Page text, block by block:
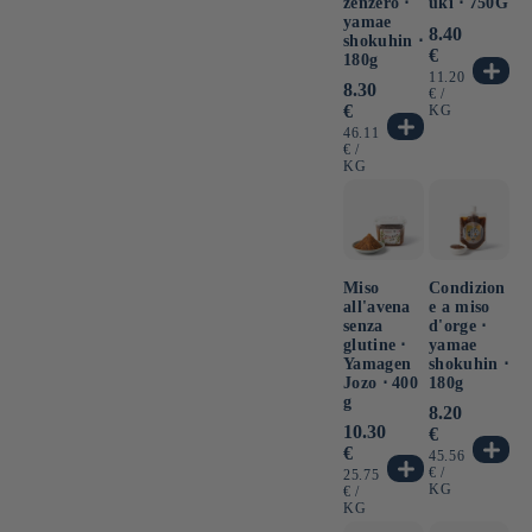
yamae
shokuhin ⋅
180g
Prezzo
di
listino
8.30
€
PREZZO
UNITARIO
46.11
€ /
KG
Prezzo
di
listino
8.40
€
PREZZO
UNITARIO
11.20
€ /
KG
Miso
all'avena
senza
glutine ⋅
Yamagen
Jozo ⋅ 400
g
Prezzo
di
listino
10.30
€
PREZZO
UNITARIO
25.75
€ /
KG
Condizion
e a miso
d'orge ⋅
yamae
shokuhin ⋅
180g
Prezzo
di
listino
8.20
€
PREZZO
UNITARIO
45.56
€ /
KG